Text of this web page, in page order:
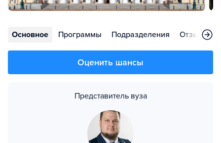
Основное Программы Подразделения Отзывы
Оценить шансы
Представитель вуза